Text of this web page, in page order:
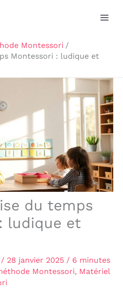
Montessori
Montessori : ludique et
du temps
ludique et
/ 28 janvier 2025 / 6 minutes
Montessori, Matériel